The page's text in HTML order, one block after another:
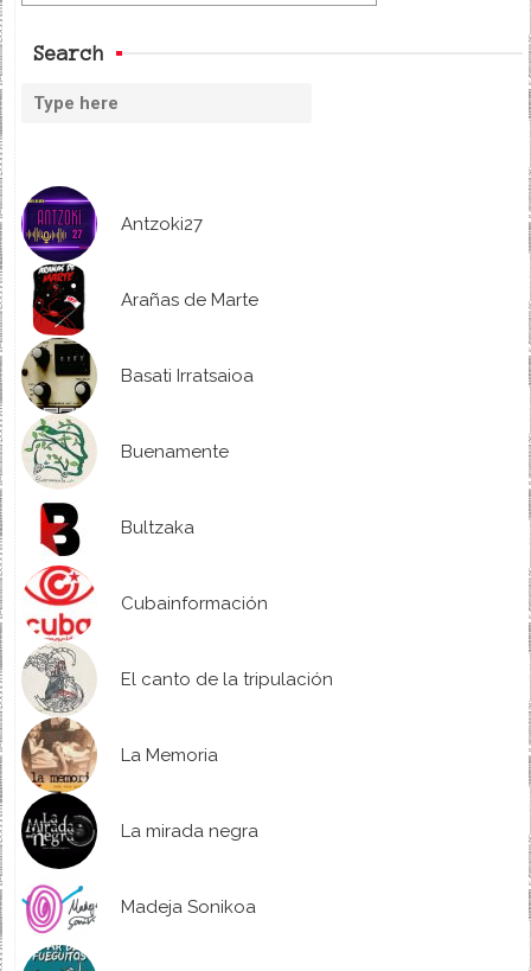
Search
Antzoki27
Arañas de Marte
Basati Irratsaioa
Buenamente
Bultzaka
Cubainformación
El canto de la tripulación
La Memoria
La mirada negra
Madeja Sonikoa